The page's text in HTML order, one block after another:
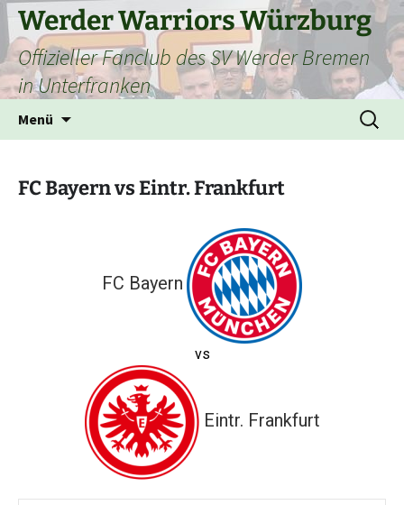
Zum
Inhalt
springen
Werder Warriors Würzburg
Offizieller Fanclub des SV Werder Bremen
in Unterfranken
Menü
Suchen
nach:
FC Bayern vs Eintr. Frankfurt
FC Bayern
vs
Eintr. Frankfurt